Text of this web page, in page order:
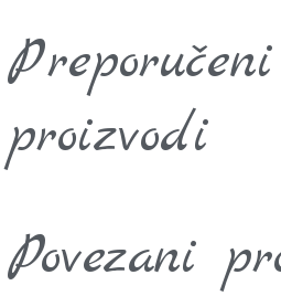
Preporučeni
proizvodi
Povezani